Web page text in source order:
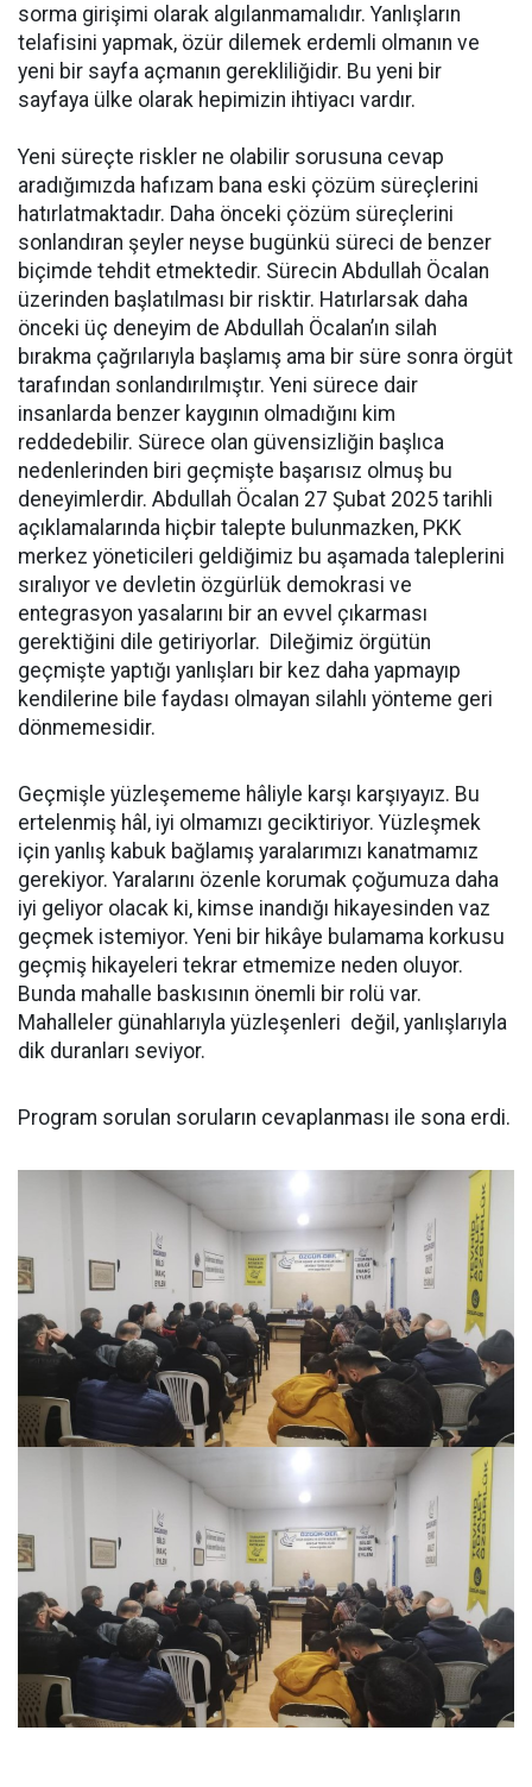
sorma girişimi olarak algılanmamalıdır. Yanlışların
telafisini yapmak, özür dilemek erdemli olmanın ve
yeni bir sayfa açmanın gerekliliğidir. Bu yeni bir
sayfaya ülke olarak hepimizin ihtiyacı vardır.
Yeni süreçte riskler ne olabilir sorusuna cevap
aradığımızda hafızam bana eski çözüm süreçlerini
hatırlatmaktadır. Daha önceki çözüm süreçlerini
sonlandıran şeyler neyse bugünkü süreci de benzer
biçimde tehdit etmektedir. Sürecin Abdullah Öcalan
üzerinden başlatılması bir risktir. Hatırlarsak daha
önceki üç deneyim de Abdullah Öcalan’ın silah
bırakma çağrılarıyla başlamış ama bir süre sonra örgüt
tarafından sonlandırılmıştır. Yeni sürece dair
insanlarda benzer kaygının olmadığını kim
reddedebilir. Sürece olan güvensizliğin başlıca
nedenlerinden biri geçmişte başarısız olmuş bu
deneyimlerdir. Abdullah Öcalan 27 Şubat 2025 tarihli
açıklamalarında hiçbir talepte bulunmazken, PKK
merkez yöneticileri geldiğimiz bu aşamada taleplerini
sıralıyor ve devletin özgürlük demokrasi ve
entegrasyon yasalarını bir an evvel çıkarması
gerektiğini dile getiriyorlar. Dileğimiz örgütün
geçmişte yaptığı yanlışları bir kez daha yapmayıp
kendilerine bile faydası olmayan silahlı yönteme geri
dönmemesidir.
Geçmişle yüzleşememe hâliyle karşı karşıyayız. Bu
ertelenmiş hâl, iyi olmamızı geciktiriyor. Yüzleşmek
için yanlış kabuk bağlamış yaralarımızı kanatmamız
gerekiyor. Yaralarını özenle korumak çoğumuza daha
iyi geliyor olacak ki, kimse inandığı hikayesinden vaz
geçmek istemiyor. Yeni bir hikâye bulamama korkusu
geçmiş hikayeleri tekrar etmemize neden oluyor.
Bunda mahalle baskısının önemli bir rolü var.
Mahalleler günahlarıyla yüzleşenleri değil, yanlışlarıyla
dik duranları seviyor.
Program sorulan soruların cevaplanması ile sona erdi.